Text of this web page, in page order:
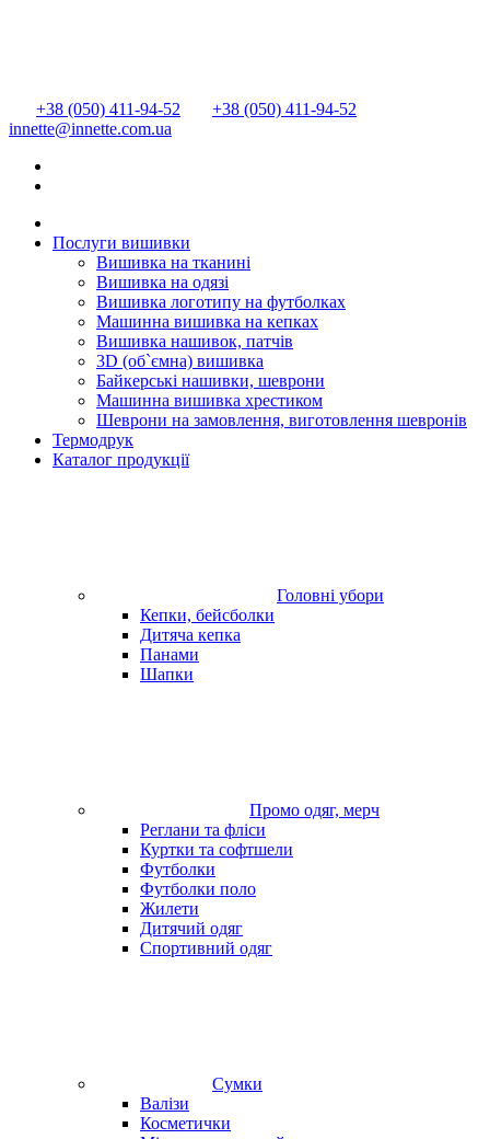
+38 (050) 411-94-52
+38 (050) 411-94-52
innette@innette.com.ua
Послуги вишивки
Вишивка на тканині
Вишивка на одязі
Вишивка логотипу на футболках
Машинна вишивка на кепках
Вишивка нашивок, патчів
3D (об`ємна) вишивка
Байкерські нашивки, шеврони
Машинна вишивка хрестиком
Шеврони на замовлення, виготовлення шевронів
Термодрук
Каталог продукції
Головні убори
Кепки, бейсболки
Дитяча кепка
Панами
Шапки
Промо одяг, мерч
Реглани та фліси
Куртки та софтшели
Футболки
Футболки поло
Жилети
Дитячий одяг
Спортивний одяг
Сумки
Валізи
Косметички